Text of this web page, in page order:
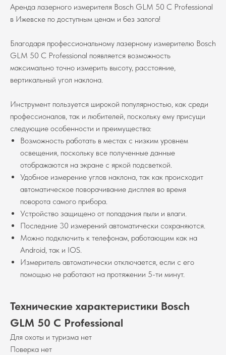
Аренда лазерного измерителя Bosch GLM 50 C Professional
в Ижевске по доступным ценам и без залога!
Благодаря профессиональному лазерному измерителю Bosch
GLM 50 C Professional появляется возможность
максимально точно измерить высоту, расстояние,
вертикальный угол наклона.
Инструмент пользуется широкой популярностью, как среди
профессионалов, так и любителей, поскольку ему присущи
следующие особенности и преимущества:
Возможность работать в местах с низким уровнем
освещения, поскольку все полученные данные
отображаются на экране с яркой подсветкой.
Удобное измерение углов наклона, так как происходит
автоматическое поворачивание дисплея во время
поворота самого прибора.
Устройство защищено от попадания пыли и влаги.
Последние 30 измерений автоматически сохраняются.
Можно подключить к телефонам, работающим как на
Android, так и IOS.
Измеритель автоматически отключается, если с его
помощью не работают на протяжении 5-ти минут.
Технические характеристики Bosch
GLM 50 C Professional
Для охоты и туризма нет
Поверка нет